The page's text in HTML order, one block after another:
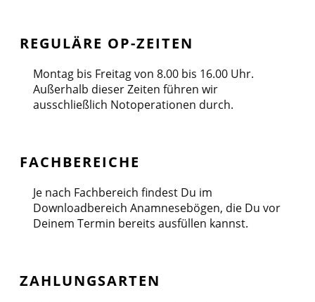
REGULÄRE OP-ZEITEN
Montag bis Freitag von 8.00 bis 16.00 Uhr.
Außerhalb dieser Zeiten führen wir
ausschließlich Notoperationen durch.
FACHBEREICHE
Je nach Fachbereich findest Du im
Downloadbereich Anamnesebögen, die Du vor
Deinem Termin bereits ausfüllen kannst.
ZAHLUNGSARTEN